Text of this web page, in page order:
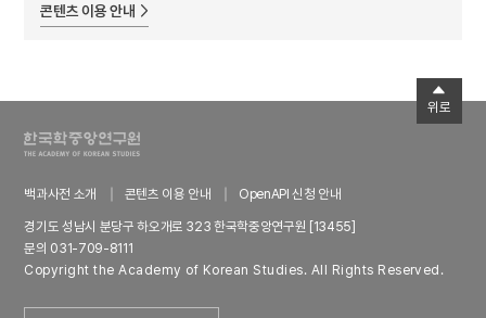
콘텐츠 이용 안내
백과사전 소개 콘텐츠 이용 안내
OpenAPI 신청 안내
경기도 성남시 분당구 하오개로 323 한국학중앙연구원 [13455]
문의 031-709-8111
Copyright the Academy of Korean Studies. All Rights Reserved.
위로